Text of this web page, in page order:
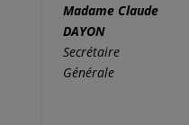
e
b
o
o
k
t
t
e
r
i
l
k t
Madame Claude
DAYON
Secrétaire
Générale